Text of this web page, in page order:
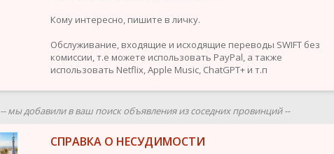
Кому интересно, пишите в личку.
Обслуживание, входящие и исходящие переводы SWIFT без
комиссии, т.е можете использовать PayPal, а также
использовать Netflix, Apple Music, ChatGPT+ и т.п
-- мы добавили в ваш поиск объявления из соседних провинций --
СПРАВКА О НЕСУДИМОСТИ